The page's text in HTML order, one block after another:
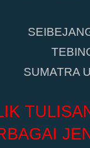
SUMATRA